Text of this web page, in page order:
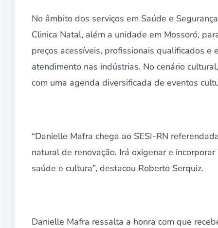
No âmbito dos serviços em Saúde e
Clinica Natal, além a unidade em Mossoró,
preços acessíveis, profissionais qualificados
atendimento nas indústrias. No cenário
com uma agenda diversificada de eventos
“Danielle Mafra chega ao SESI-RN
natural de renovação. Irá oxigenar e
saúde e cultura”, destacou Roberto Serquiz.
Danielle Mafra ressalta a honra com que